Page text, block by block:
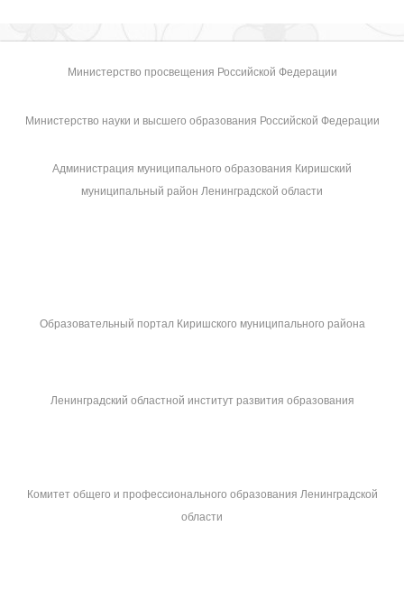
Министерство просвещения Российской Федерации
Министерство науки и высшего образования Российской Федерации
Администрация муниципального образования Киришский
муниципальный район Ленинградской области
Образовательный портал Киришского муниципального района
Ленинградский областной институт развития образования
Комитет общего и профессионального образования Ленинградской
области